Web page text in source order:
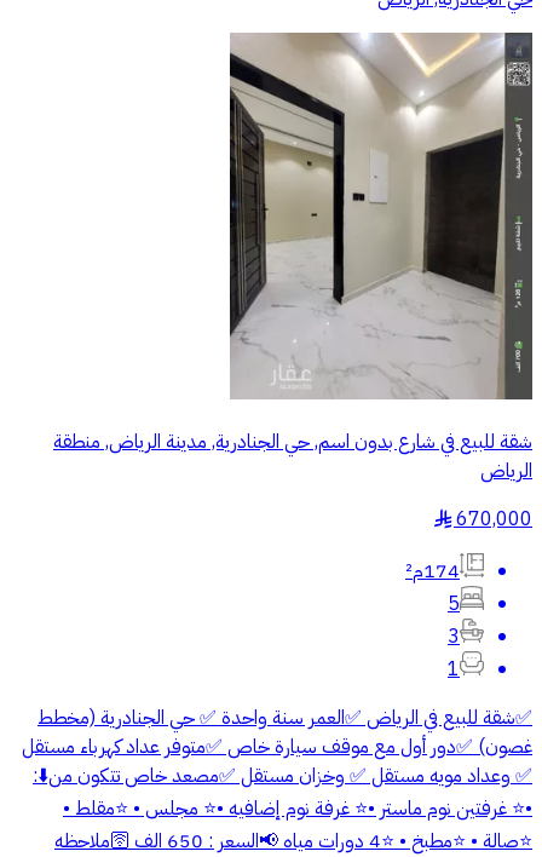
شقة للبيع في شارع بدون اسم, حي الجنادرية, مدينة الرياض, منطقة
الرياض
670,000
§
174م²
5
3
1
✅️شقة للبيع في الرياض ✅️العمر سنة واحدة ✅️ حي الجنادرية (مخطط
غصون) ✅️دور أول مع موقف سيارة خاص ✅️متوفر عداد كهرباء مستقل
✅️ وعداد مويه مستقل ✅️ وخزان مستقل ✅️مصعد خاص تتكون من⬇️:
•⭐️ غرفتين نوم ماستر •⭐️ غرفة نوم إضافيه •⭐️ مجلس • ⭐️مقلط •
⭐️صالة • ⭐️مطبخ • ⭐️4 دورات مياه 📢السعر : 650 الف 🛜ملاحظه